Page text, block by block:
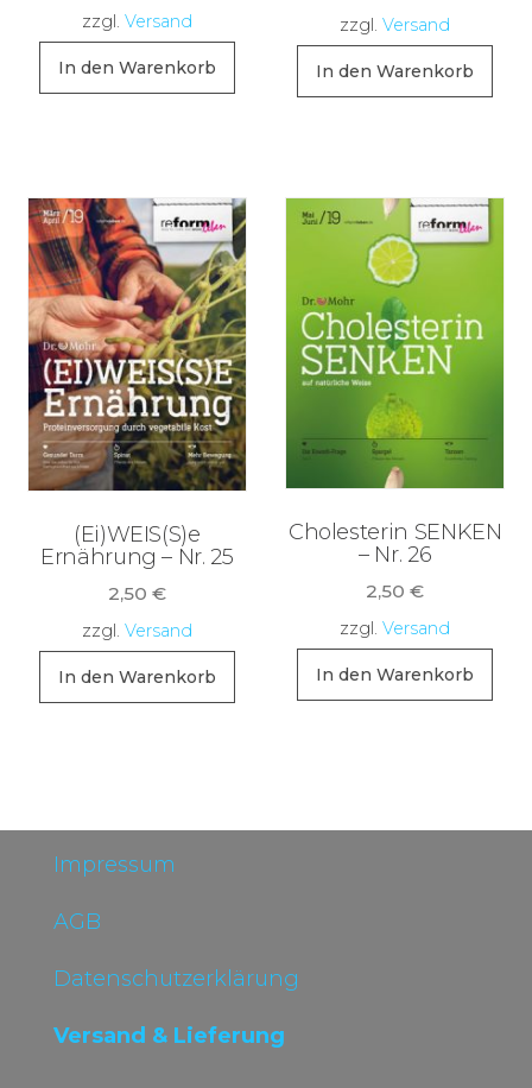
zzgl. Versand
In den Warenkorb
zzgl.Versand
In den Warenkorb
(Ei)WEIS(S)e
Ernährung – Nr. 25
2,50 €
zzgl. Versand
In den Warenkorb
Cholesterin SENKEN
– Nr. 26
2,50€
zzgl.Versand
In den Warenkorb
Impressum
AGB
Datenschutzerklärung
Versand & Lieferung